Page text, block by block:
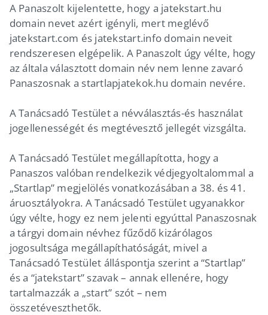
A Panaszolt kijelentette, hogy a jatekstart.hu
domain nevet azért igényli, mert meglévő
jatekstart.com és jatekstart.info domain neveit
rendszeresen elgépelik. A Panaszolt úgy vélte, hogy
az általa választott domain név nem lenne zavaró
Panaszosnak a startlapjatekok.hu domain nevére.
A Tanácsadó Testület a névválasztás-és használat
jogellenességét és megtévesztő jellegét vizsgálta.
A Tanácsadó Testület megállapította, hogy a
Panaszos valóban rendelkezik védjegyoltalommal a
„Startlap” megjelölés vonatkozásában a 38. és 41.
áruosztályokra. A Tanácsadó Testület ugyanakkor
úgy vélte, hogy ez nem jelenti egyúttal Panaszosnak
a tárgyi domain névhez fűződő kizárólagos
jogosultsága megállapíthatóságát, mivel a
Tanácsadó Testület álláspontja szerint a “Startlap”
és a “jatekstart” szavak – annak ellenére, hogy
tartalmazzák a „start” szót – nem
összetéveszthetők.